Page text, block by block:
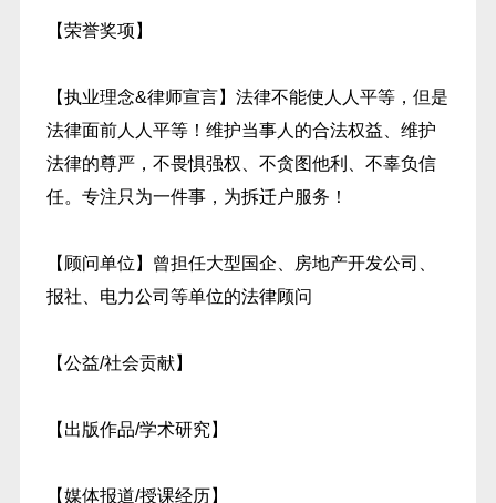
【荣誉奖项】
【执业理念&律师宣言】法律不能使人人平等，但是
法律面前人人平等！维护当事人的合法权益、维护
法律的尊严，不畏惧强权、不贪图他利、不辜负信
任。专注只为一件事，为拆迁户服务！
【顾问单位】曾担任大型国企、房地产开发公司、
报社、电力公司等单位的法律顾问
【公益/社会贡献】
【出版作品/学术研究】
【媒体报道/授课经历】